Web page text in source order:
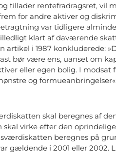
tillader rentefradragsret, vil
for andre aktiver og
var tidligere
klart af daværende
artikel i 1987 konkluderede:
bør være ens, uanset om
eller egen bolig. I modsat
og
skal beregnes af
virke efter den
beregnes på
gældende i 2001 eller 2002.